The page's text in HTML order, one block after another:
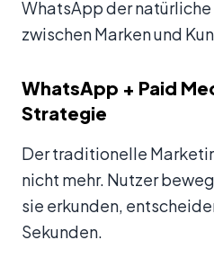
WhatsApp der
zwischen Marken und
WhatsApp + Paid
Strategie
Der traditionelle
nicht mehr. Nutzer
sie erkunden,
Sekunden.